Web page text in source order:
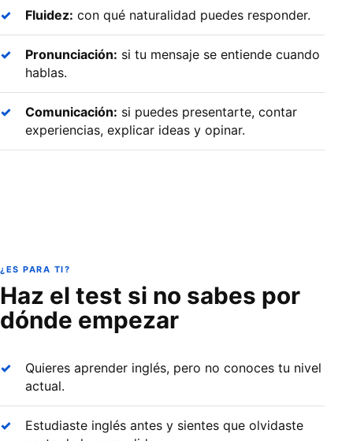
Fluidez: con qué naturalidad puedes responder.
Pronunciación: si tu mensaje se entiende cuando
hablas.
Comunicación: si puedes presentarte, contar
experiencias, explicar ideas y opinar.
¿ES PARA TI?
Haz el test si no sabes por
dónde empezar
Quieres aprender inglés, pero no conoces tu nivel
actual.
Estudiaste inglés antes y sientes que olvidaste